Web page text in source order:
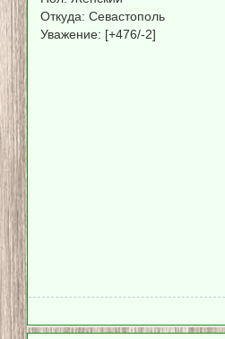
Откуда: Севастополь
Уважение: [+476/-2]